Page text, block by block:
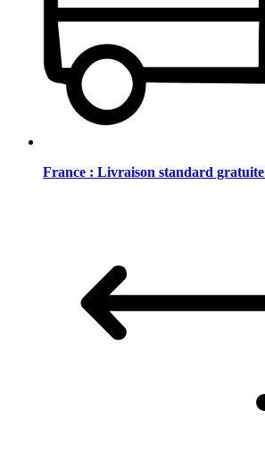
France : Livraison standard gratuite